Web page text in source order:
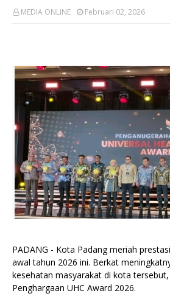
MEDIA ONLINE Februari 02, 2026
PADANG - Kota Padang meriah
awal tahun 2026 ini. Berkat
kesehatan masyarakat di kota
Penghargaan UHC Award 2026.